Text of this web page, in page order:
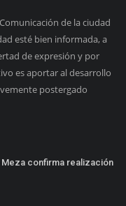
de la ciudad
esté bien informada, a
de expresión y por
es aportar al desarrollo
postergado
confirma realización